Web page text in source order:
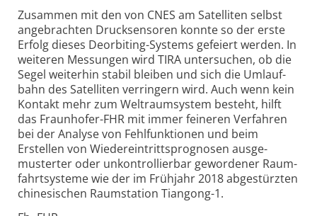
Zusammen mit den von CNES am Satelliten selbst
ange­brachten Druck­sensoren konnte so der erste
Erfolg dieses Deorbiting-Systems gefeiert werden. In
weiteren Messungen wird TIRA unter­suchen, ob die
Segel weiter­hin stabil bleiben und sich die Umlauf­
bahn des Satel­liten ver­ringern wird. Auch wenn kein
Kontakt mehr zum Welt­raum­system besteht, hilft
das Fraun­hofer-FHR mit immer feineren Ver­fahren
bei der Analyse von Fehl­funk­tionen und beim
Erstellen von Wieder­ein­tritts­prog­nosen aus­ge­
musterter oder un­kon­trol­lier­bar gewor­dener Raum­
fahrt­systeme wie der im Früh­jahr 2018 abge­stürzten
chine­sischen Raum­station Tian­gong-1.